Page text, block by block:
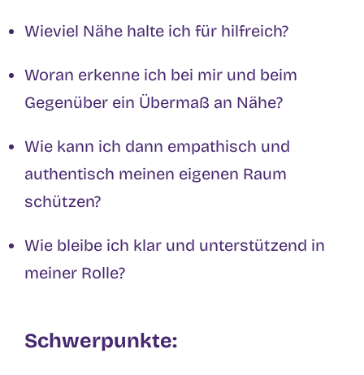
Wieviel Nähe halte ich für hilfreich?
Woran erkenne ich bei mir und beim
Gegenüber ein Übermaß an Nähe?
Wie kann ich dann empathisch und
authentisch meinen eigenen Raum
schützen?
Wie bleibe ich klar und unterstützend in
meiner Rolle?
Schwerpunkte: